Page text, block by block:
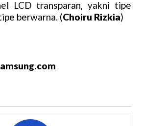
LCD transparan, yakni tipe
berwarna. (Choiru Rizkia)